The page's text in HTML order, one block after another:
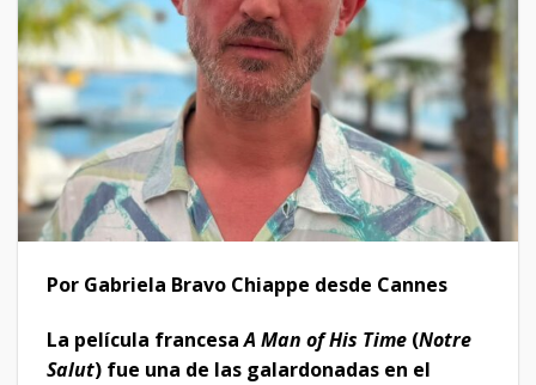
Por Gabriela Bravo Chiappe desde Cannes
La película francesaA Man of His Time (Notre
Salut) fue una de las galardonadas en el